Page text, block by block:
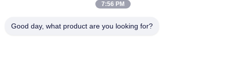
LED-Wiederaufladbares Notlicht mit feuerhemmendem ABS-
7:56 PM
Good day, what product are you looking for?